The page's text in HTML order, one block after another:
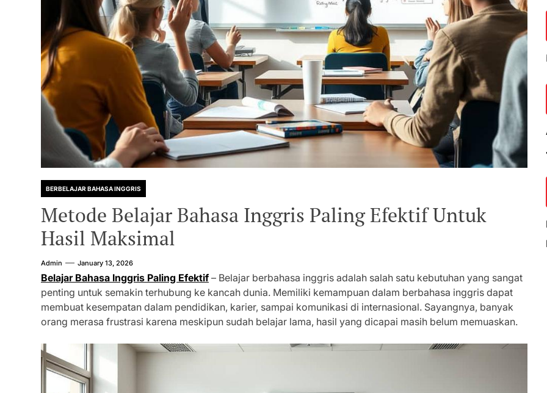
BERBELAJAR BAHASA INGGRIS
Metode Belajar Bahasa Inggris Paling Efektif Untuk
Hasil Maksimal
Admin January 13, 2026
Belajar Bahasa Inggris Paling Efektif – Belajar berbahasa inggris adalah salah satu kebutuhan yang sangat
penting untuk semakin terhubung ke kancah dunia. Memiliki kemampuan dalam berbahasa inggris dapat
membuat kesempatan dalam pendidikan, karier, sampai komunikasi di internasional. Sayangnya, banyak
orang merasa frustrasi karena meskipun sudah belajar lama, hasil yang dicapai masih belum memuaskan.